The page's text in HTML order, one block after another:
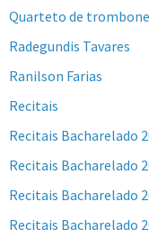
Quarteto de
Radegundis Tavares
Ranilson Farias
Recitais
Recitais Bacharelado
Recitais Bacharelado
Recitais Bacharelado
Recitais Bacharelado